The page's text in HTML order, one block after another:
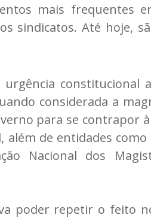
mais frequentes
sindicatos. Até hoje,
constitucional
considerada a
para se contrapor
de entidades
Nacional dos
poder repetir o feito